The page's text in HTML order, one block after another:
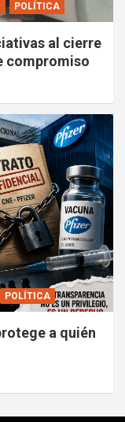
POLÍTICA
al cierre
compromiso
POLÍTICA
a quién